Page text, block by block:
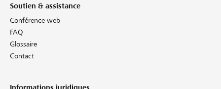
Soutien & assistance
Conférence web
FAQ
Glossaire
Contact
Informations juridiques